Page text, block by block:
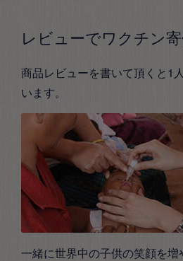
レビューでワクチン
商品レビューを書いて頂くと1
います。
一緒に世界中の子供の笑顔を増